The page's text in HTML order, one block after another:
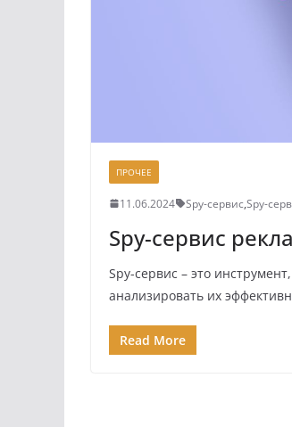
ПРОЧЕЕ
11.06.2024 Spy-сервис,Spy-
Spy-сервис
Spy-сервис – это
анализировать их
Read More